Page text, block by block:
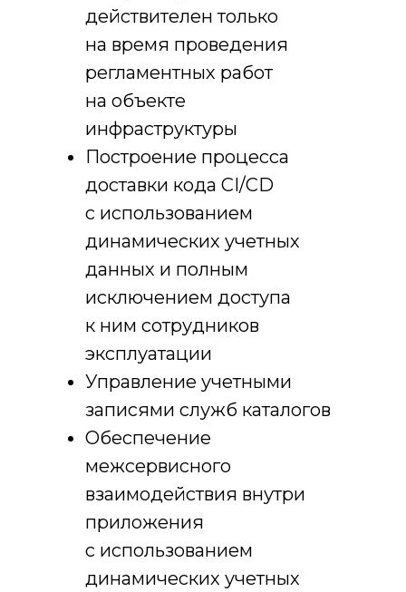
действителен только
на время проведения
регламентных работ
на объекте
инфраструктуры
Построение процесса
доставки кода CI/CD
с использованием
динамических учетных
данных и полным
исключением доступа
к ним сотрудников
эксплуатации
Управление учетными
записями служб каталогов
Обеспечение
межсервисного
взаимодействия внутри
приложения
с использованием
динамических учетных
Класс ПО:02.08 Средства
мониторинга и управления; 03.01
Средства защиты
от несанкционированного доступа
к информации
Наименование ПО: Центр
управления пользователями«ЦУП»
Регистрационный номер:5757